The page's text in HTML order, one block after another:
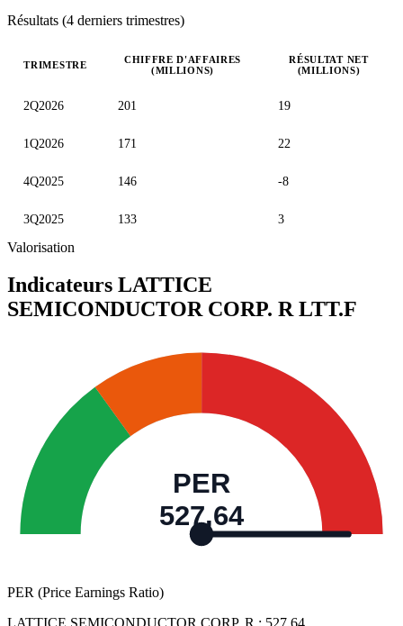
Résultats (4 derniers trimestres)
TRIMESTRE
CHIFFRE D'AFFAIRES
(MILLIONS)
RÉSULTAT NET
(MILLIONS)
2Q2026 201 19
1Q2026 171 22
4Q2025 146 -8
3Q2025 133 3
Valorisation
Indicateurs LATTICE
SEMICONDUCTOR CORP. RLTT.F
PER
527,64
PER (Price Earnings Ratio)